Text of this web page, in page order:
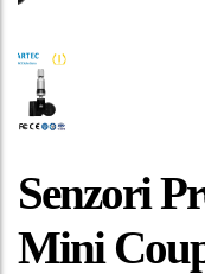
Senzori
Mini